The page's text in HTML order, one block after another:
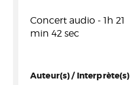
Concert audio - 1h 21
min 42 sec
Auteur(s) / Interprète(s)